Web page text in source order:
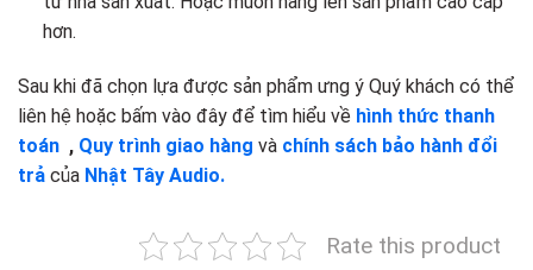
hơn.
Sau khi đã chọn lựa được sản phẩm ưng ý Quý khách có thể
liên hệ hoặc bấm vào đây để tìm hiểu về hình thức thanh
toán , Quy trình giao hàng và chính sách bảo hành đổi
trả của Nhật Tây Audio.
Rate this product